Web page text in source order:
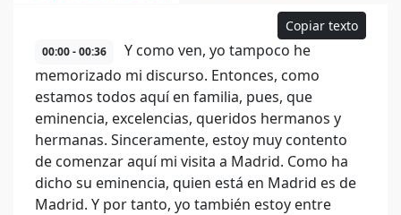
Copiar texto
00:00 - 00:36
Y como ven, yo tampoco he
memorizado mi discurso. Entonces, como
estamos todos aquí en familia, pues, que
eminencia, excelencias, queridos hermanos y
hermanas. Sinceramente, estoy muy contento
de comenzar aquí mi visita a Madrid. Como ha
dicho su eminencia, quien está en Madrid es de
Madrid. Y por tanto, yo también estoy entre